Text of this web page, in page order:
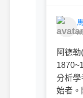
阿德勒
分析學
始者。